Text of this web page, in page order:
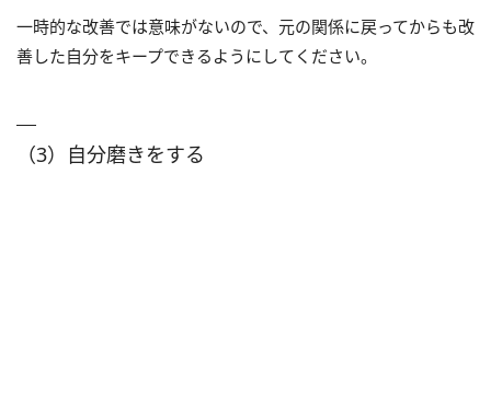
一時的な改善では意味がないので、元の関係に戻ってからも改
善した自分をキープできるようにしてください。
（3）自分磨きをする